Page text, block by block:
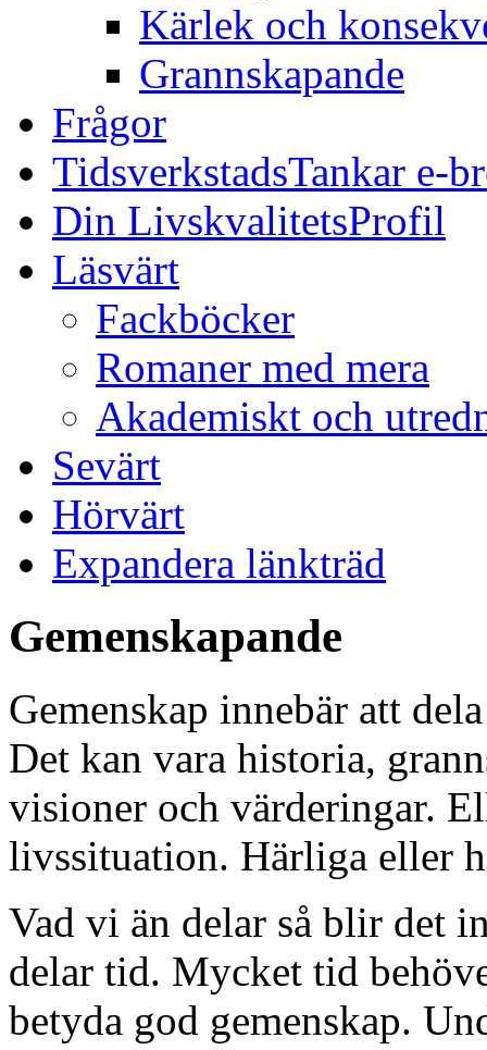
Kärlek och
Grannskapande
Frågor
TidsverkstadsTankar e-
Din LivskvalitetsProfil
Läsvärt
Fackböcker
Romaner med mera
Akademiskt och
Sevärt
Hörvärt
Expandera länkträd
Gemenskapande
Gemenskap innebär att
Det kan vara historia,
visioner och värderingar.
livssituation. Härliga eller
Vad vi än delar så blir det
delar tid. Mycket tid
betyda god gemenskap.